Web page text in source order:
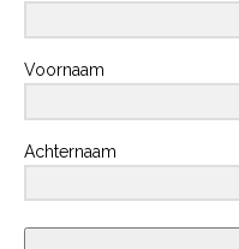
Voornaam
Achternaam